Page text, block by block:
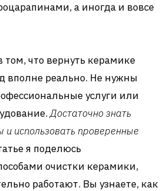
а иногда и вовсе
том, что вернуть керамике
вполне реально. Не нужны
услуги или
Достаточно знать
использовать проверенные
я поделюсь
очистки керамики,
работают. Вы узнаете, как